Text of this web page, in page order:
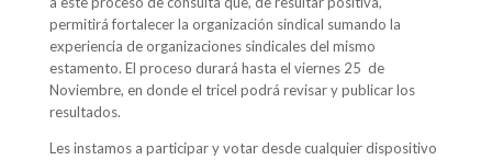
permitirá fortalecer la organización sindical sumando la
experiencia de organizaciones sindicales del mismo
estamento. El proceso durará hasta el viernes 25 de
Noviembre, en donde el tricel podrá revisar y publicar los
resultados.
Les instamos a participar y votar desde cualquier dispositivo